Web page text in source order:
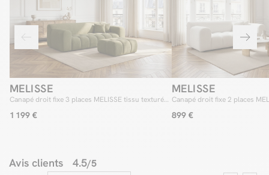
MELISSE
Canapé droit fixe 3 places MELISSE tissu texturé
1 199 €
MELISSE
Canapé droit fixe 2 places
899 €
Avis clients 4.5/5